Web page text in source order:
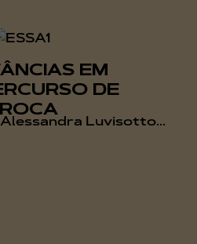
EM
DE
Luvisotto...